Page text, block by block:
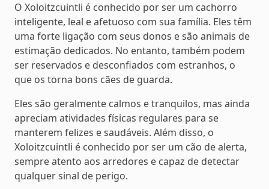
O Xoloitzcuintli é conhecido por ser um cachorro
inteligente, leal e afetuoso com sua família. Eles têm
uma forte ligação com seus donos e são animais de
estimação dedicados. No entanto, também podem
ser reservados e desconfiados com estranhos, o
que os torna bons cães de guarda.
Eles são geralmente calmos e tranquilos, mas ainda
apreciam atividades físicas regulares para se
manterem felizes e saudáveis. Além disso, o
Xoloitzcuintli é conhecido por ser um cão de alerta,
sempre atento aos arredores e capaz de detectar
qualquer sinal de perigo.